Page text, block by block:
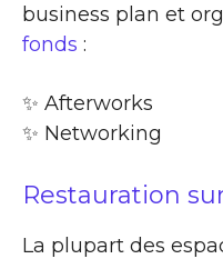
business plan et
fonds :
✨​ Afterworks
✨​ Networking
Restauration
La plupart des